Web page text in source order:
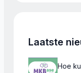
Laatste
Hoe